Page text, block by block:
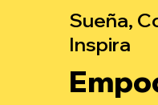
Sueña,
Inspira